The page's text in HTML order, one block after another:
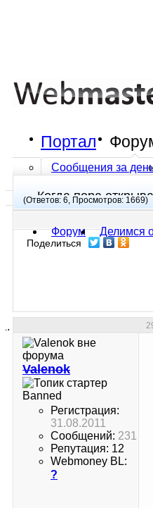
Портал
Сообщения за
Все разделы прочитаны
Форум Делимся
Когда пора
(Ответов: 6, Просмотров: 1669)
Поделиться
Valenok
Banned
Регистрация:
31.08.2011
Сообщений: 231
Репутация: 12
Webmoney BL:
?